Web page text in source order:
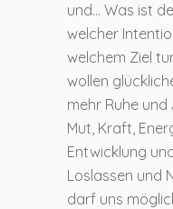
und… Was ist
welcher
welchem Ziel
wollen
mehr Ruhe
Mut, Kraft,
Entwicklung
Loslassen und
darf uns